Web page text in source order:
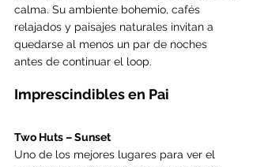
calma. Su ambiente bohemio, cafés
relajados y paisajes naturales invitan a
quedarse al menos un par de noches
antes de continuar el loop.
Imprescindibles en Pai
Two Huts – Sunset
Uno de los mejores lugares para ver el